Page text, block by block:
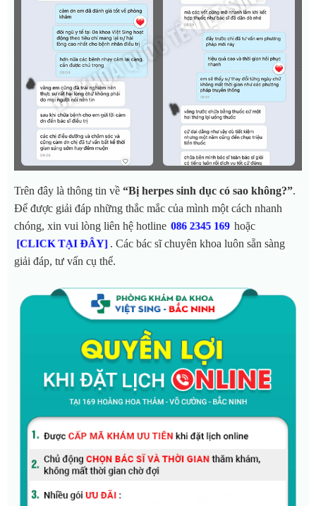
Trên đây là thông tin về “Bị herpes sinh dục có sao không?”.
Để được giải đáp những thắc mắc của mình một cách nhanh
chóng, xin vui lòng liên hệ hotline 086 2345 169 hoặc
[CLICK TẠI ĐÂY] . Các bác sĩ chuyên khoa luôn sẵn sàng
giải đáp, tư vấn cụ thể.